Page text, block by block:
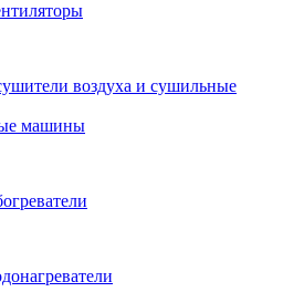
воздуха и сушильные
машины